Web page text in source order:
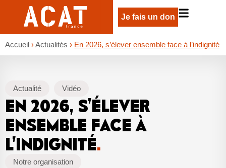
Je fais un don
Accueil ›Actualités › En 2026, s’élever ensemble face à l’indignité
Actualité Vidéo
EN 2026, S’ÉLEVER
ENSEMBLE FACE À
L’INDIGNITÉ.
Notre organisation